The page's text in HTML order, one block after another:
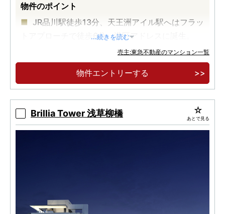
物件のポイント
JR品川駅徒歩13分、天王洲アイル駅へはフラッ
トアプローチで徒歩6分。港区アドレスに誕生。
都心を豊かに暮らす定期転借地権付レジデン
ス。東京海洋大学の敷地内に出入りが可能な総戸
を含む25タイプの多彩なプランバリエーション。
...続きを読む
売主:東急不動産のマンション一覧
物件エントリーする
Brillia Tower 浅草柳橋 あとで見る